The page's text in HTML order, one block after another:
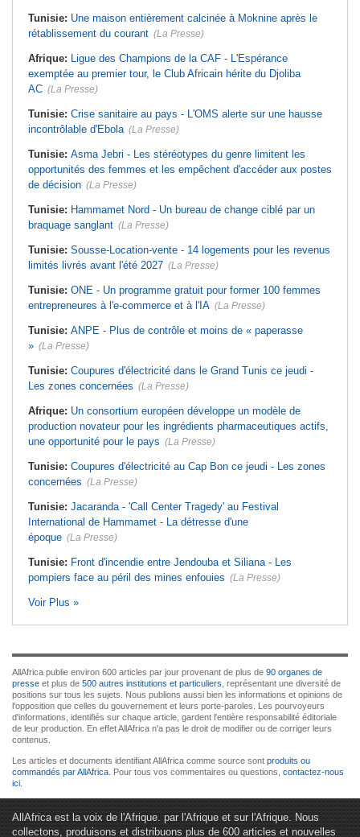
Tunisie: Une maison entièrement calcinée à Moknine après le
rétablissement du courant (La Presse)
Afrique: Ligue des Champions de la CAF - L'Espérance
exemptée au premier tour, le Club Africain hérite du Djoliba
AC (La Presse)
Tunisie: Crise sanitaire au pays - L'OMS alerte sur une hausse
incontrôlable d'Ebola (La Presse)
Tunisie: Asma Jebri - Les stéréotypes du genre limitent les
opportunités des femmes et les empêchent d'accéder aux postes
de décision (La Presse)
Tunisie: Hammamet Nord - Un bureau de change ciblé par un
braquage sanglant (La Presse)
Tunisie: Sousse-Location-vente - 14 logements pour les revenus
limités livrés avant l'été 2027 (La Presse)
Tunisie: ONE - Un programme gratuit pour former 100 femmes
entrepreneures à l'e-commerce et à l'IA (La Presse)
Tunisie: ANPE - Plus de contrôle et moins de « paperasse
» (La Presse)
Tunisie: Coupures d'électricité dans le Grand Tunis ce jeudi -
Les zones concernées (La Presse)
Afrique: Un consortium européen développe un modèle de
production novateur pour les ingrédients pharmaceutiques actifs,
une opportunité pour le pays (La Presse)
Tunisie: Coupures d'électricité au Cap Bon ce jeudi - Les zones
concernées (La Presse)
Tunisie: Jacaranda - 'Call Center Tragedy' au Festival
International de Hammamet - La détresse d'une
époque (La Presse)
Tunisie: Front d'incendie entre Jendouba et Siliana - Les
pompiers face au péril des mines enfouies (La Presse)
Voir Plus »
AllAfrica publie environ 600 articles par jour provenant de plus de 90 organes de
presse et plus de 500 autres institutions et particuliers , représentant une diversité de
positions sur tous les sujets. Nous publions aussi bien les informations et opinions de
l'opposition que celles du gouvernement et leurs porte-paroles. Les pourvoyeurs
d'informations, identifiés sur chaque article, gardent l'entière responsabilité éditoriale
de leur production. En effet AllAfrica n'a pas le droit de modifier ou de corriger leurs
contenus.
Les articles et documents identifiant AllAfrica comme source sont produits ou
commandés par AllAfrica . Pour tous vos commentaires ou questions, contactez-nous
ici
AllAfrica est la voix de l'Afrique. par l'Afrique et sur l'Afrique. Nous
collectons, produisons et distribuons plus de 600 articles et nouvelles